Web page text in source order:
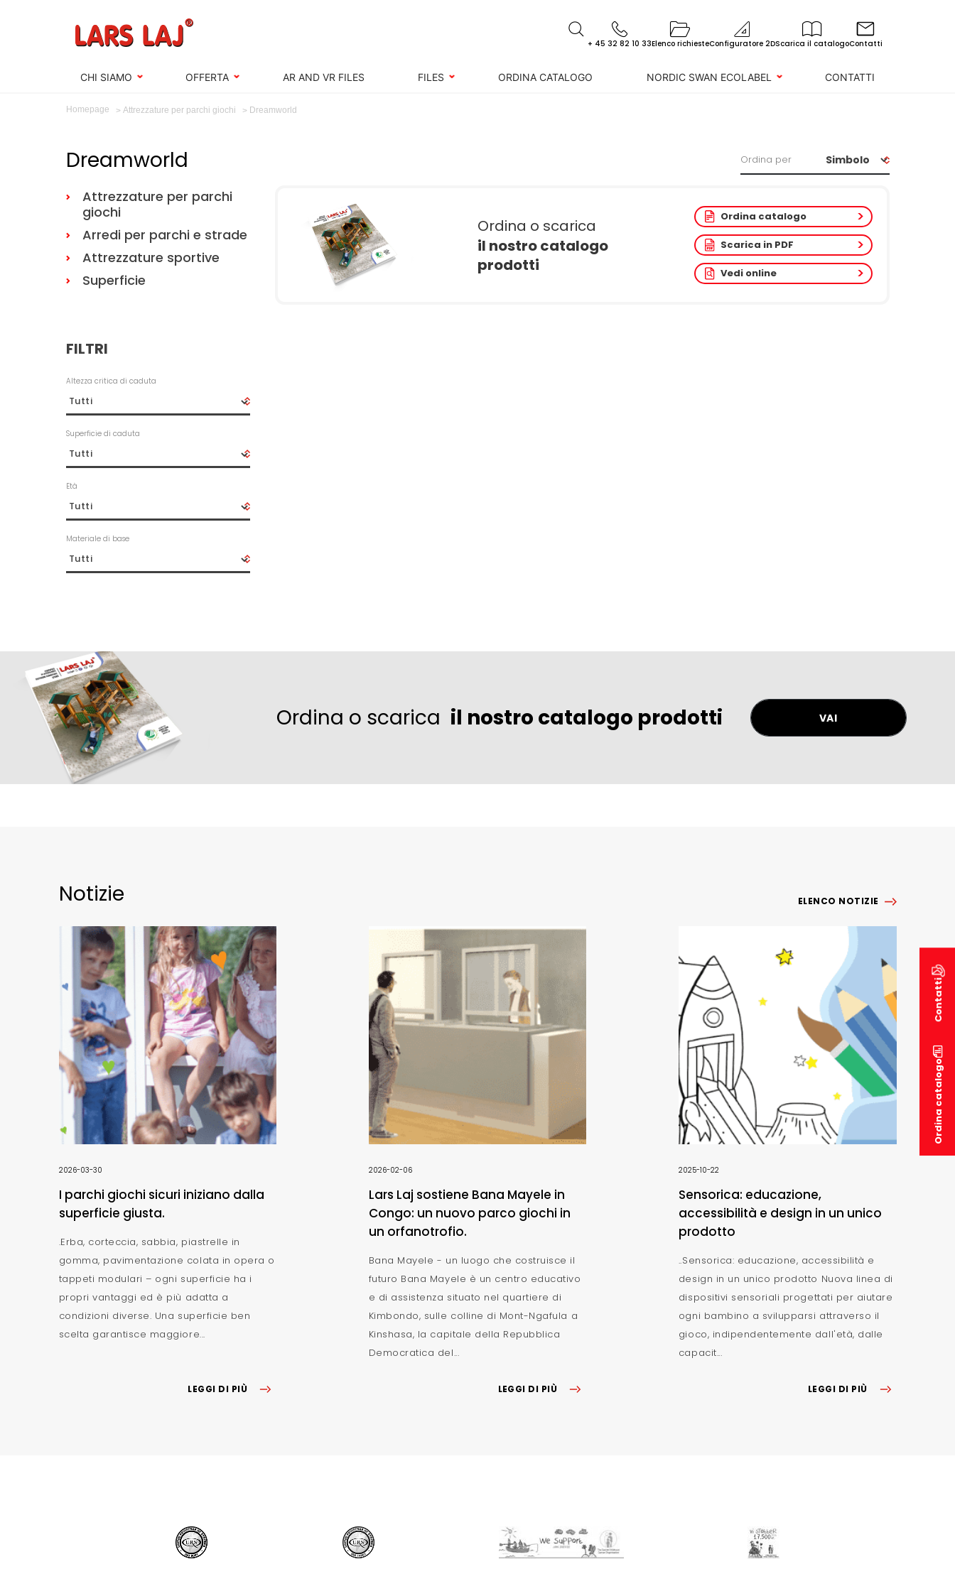
+ 45 32 82 10 33Elenco richiesteConfiguratore 2DScarica il catalogoContatti
CHI SIAMO OFFERTA AR AND VR FILES FILES ORDINA CATALOGO NORDIC SWAN ECOLABEL CONTATTI
Homepage Attrezzature per parchi giochi Dreamworld
Dreamworld Ordina per
Attrezzature per parchi
giochi
Arredi per parchi e strade
Attrezzature sportive
Superficie
FILTRI
Altezza critica di caduta
Superficie di caduta
Età
Materiale di base
Ordina o scarica
il nostro catalogo
prodotti
Ordina catalogo
Scarica in PDF
Vedi online
Ordina catalogo
Contatti
Ordina o scarica il nostro catalogo prodotti VAI
Notizie ELENCO NOTIZIE
2026-03-30
I parchi giochi sicuri iniziano dalla
superficie giusta.
.Erba, corteccia, sabbia, piastrelle in
gomma, pavimentazione colata in opera o
tappeti modulari – ogni superficie ha i
propri vantaggi ed è più adatta a
condizioni diverse. Una superficie ben
scelta garantisce maggiore...
LEGGI DI PIÙ
2026-02-06
Lars Laj sostiene Bana Mayele in
Congo: un nuovo parco giochi in
un orfanotrofio.
Bana Mayele - un luogo che costruisce il
futuro Bana Mayele è un centro educativo
e di assistenza situato nel quartiere di
Kimbondo, sulle colline di Mont-Ngafula a
Kinshasa, la capitale della Repubblica
Democratica del...
LEGGI DI PIÙ
2025-10-22
Sensorica: educazione,
accessibilità e design in un unico
prodotto
..Sensorica: educazione, accessibilità e
design in un unico prodotto Nuova linea di
dispositivi sensoriali progettati per aiutare
ogni bambino a svilupparsi attraverso il
gioco, indipendentemente dall'età, dalle
capacit...
LEGGI DI PIÙ